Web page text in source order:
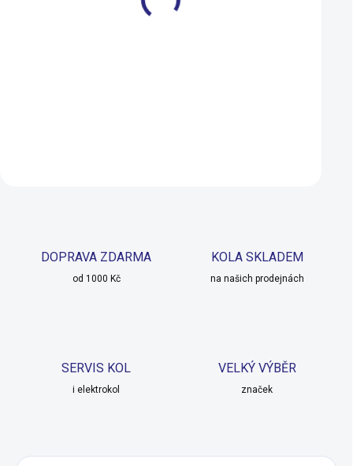
DOPRAVA ZDARMA
od 1000 Kč
KOLA SKLADEM
na našich prodejnách
SERVIS KOL
i elektrokol
VELKÝ VÝBĚR
značek